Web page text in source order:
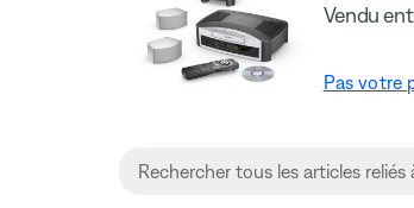
Vendu
Pas votre